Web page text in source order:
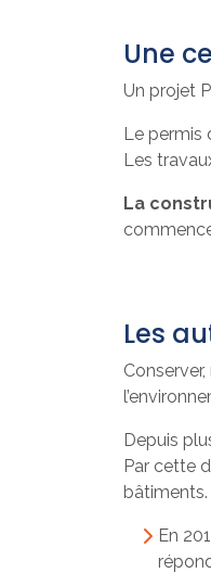
Une
Un projet
Le permis
Les
La
Les
Depuis
Par cette
bâtiments.
En